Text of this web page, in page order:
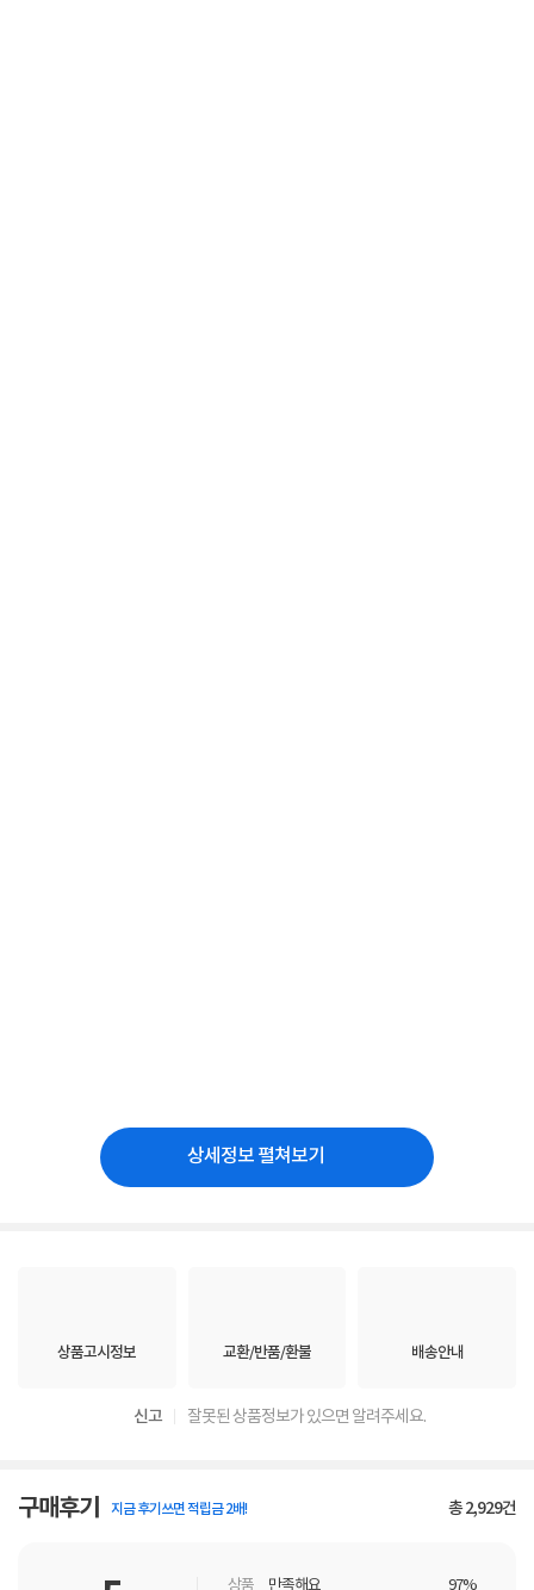
상세정보 펼쳐보기
상품고시정보 교환/반품/환불 배송안내
신고 잘못된 상품정보가 있으면 알려주세요.
구매후기 지금 후기쓰면 적립금 2배! 총2,929건
상품 만족해요 97%